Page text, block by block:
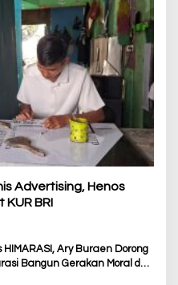
Advertising, Henos
BRI
Ary Buraen Dorong
Bangun Gerakan Moral dan